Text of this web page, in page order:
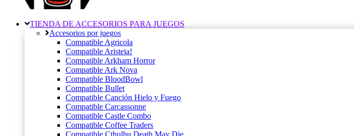
TIENDA DE ACCESORIOS PARA JUEGOS
Accesorios por juegos
Compatible Agricola
Compatible Aristeia!
Compatible Arkham Horror
Compatible Ark Nova
Compatible BloodBowl
Compatible Bullet
Compatible Canción Hielo y Fuego
Compatible Carcassonne
Compatible Castle Combo
Compatible Coffee Traders